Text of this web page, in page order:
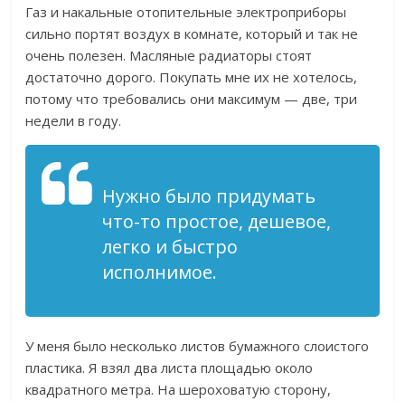
Газ и накальные отопительные электроприборы
сильно портят воздух в комнате, который и так не
очень полезен. Масляные радиаторы стоят
достаточно дорого. Покупать мне их не хотелось,
потому что требовались они максимум — две, три
недели в году.
Нужно было придумать
что-то простое, дешевое,
легко и быстро
исполнимое.
У меня было несколько листов бумажного слоистого
пластика. Я взял два листа площадью около
квадратного метра. На шероховатую сторону,